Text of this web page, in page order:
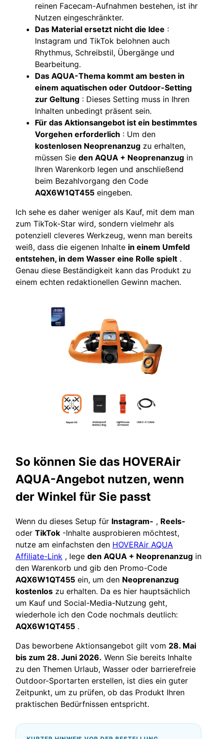
reinen Facecam-Aufnahmen bestehen, ist ihr
Nutzen eingeschränkter.
Das Material ersetzt nicht die Idee :
Instagram und TikTok belohnen auch
Rhythmus, Schreibstil, Übergänge und
Bearbeitung.
Das AQUA-Thema kommt am besten in
einem aquatischen oder Outdoor-Setting
zur Geltung : Dieses Setting muss in Ihren
Inhalten unbedingt präsent sein.
Für das Aktionsangebot ist ein bestimmtes
Vorgehen erforderlich : Um den
kostenlosen Neoprenanzug zu erhalten,
müssen Sie den AQUA + Neoprenanzug in
Ihren Warenkorb legen und anschließend
beim Bezahlvorgang den Code
AQX6W1QT455 eingeben.
Ich sehe es daher weniger als Kauf, mit dem man
zum TikTok-Star wird, sondern vielmehr als
potenziell cleveres Werkzeug, wenn man bereits
weiß, dass die eigenen Inhalte in einem Umfeld
entstehen, in dem Wasser eine Rolle spielt .
Genau diese Beständigkeit kann das Produkt zu
einem echten redaktionellen Gewinn machen.
So können Sie das HOVERAir
AQUA-Angebot nutzen, wenn
der Winkel für Sie passt
Wenn du dieses Setup für Instagram- , Reels-
oder TikTok -Inhalte ausprobieren möchtest,
nutze am einfachsten den HOVERAir AQUA
Affiliate-Link , lege den AQUA + Neoprenanzug in
den Warenkorb und gib den Promo-Code
AQX6W1QT455 ein, um den Neoprenanzug
kostenlos zu erhalten. Da es hier hauptsächlich
um Kauf und Social-Media-Nutzung geht,
wiederhole ich den Code nochmals deutlich:
AQX6W1QT455 .
Das beworbene Aktionsangebot gilt vom 28. Mai
bis zum 28. Juni 2026. Wenn Sie bereits Inhalte
zu den Themen Urlaub, Wasser oder barrierefreie
Outdoor-Sportarten erstellen, ist dies ein guter
Zeitpunkt, um zu prüfen, ob das Produkt Ihren
praktischen Bedürfnissen entspricht.